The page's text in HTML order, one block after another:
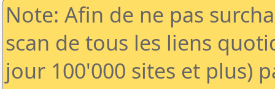
Note: Afin de ne pas
scan de tous les liens
jour 100'000 sites et plus)